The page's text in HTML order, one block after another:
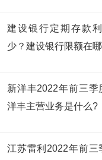
建设银行定期存款
少？建设银行限额在
新洋丰2022年前三
洋丰主营业务是什么?
江苏雷利2022年前三